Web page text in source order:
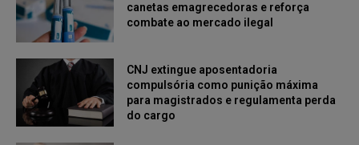
canetas emagrecedoras e reforça
combate ao mercado ilegal
CNJ extingue aposentadoria
compulsória como punição máxima
para magistrados e regulamenta perda
do cargo